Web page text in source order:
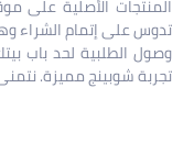
المنتجات الأصلية على
تدوس على إتمام الشراء
وصول الطلبية لحد باب
تجربة شوبينج مميزة.